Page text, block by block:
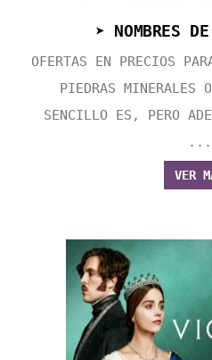
➤ NOMBRES
OFERTAS EN PRECIOS
PIEDRAS MINERALES
SENCILLO ES, PERO
...
VER